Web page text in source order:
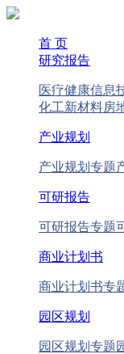
首 页
研究报告
医疗健康信息
化工新材料房
产业规划
产业规划专题
可研报告
可研报告专题
商业计划书
商业计划书专
园区规划
园区规划专题